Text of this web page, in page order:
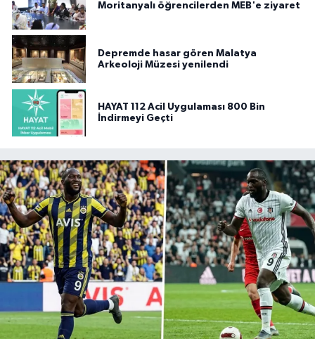
Moritanyalı öğrencilerden MEB'e ziyaret
Depremde hasar gören Malatya
Arkeoloji Müzesi yenilendi
HAYAT 112 Acil Uygulaması 800 Bin
İndirmeyi Geçti